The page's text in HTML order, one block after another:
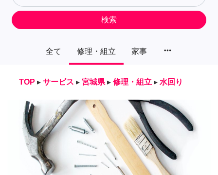
全て 修理・組立 家事 more_horiz
検索
TOP ▸ サービス ▸ 宮城県 ▸ 修理・組立 ▸ 水回り